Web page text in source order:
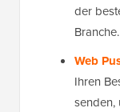
der
Branche.
Web
Ihren
senden,